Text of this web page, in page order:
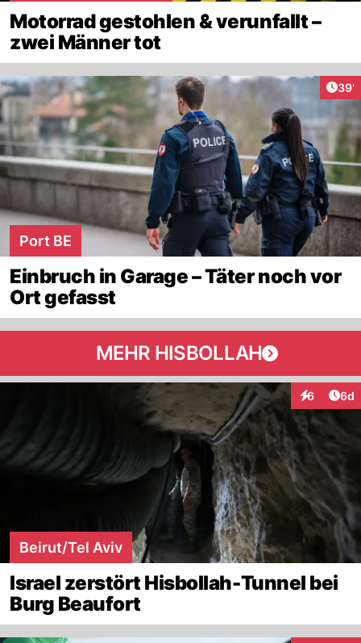
Motorrad gestohlen & verunfallt –
zwei Männer tot
39'
Port BE
Einbruch in Garage – Täter noch vor
Ort gefasst
MEHR HISBOLLAH
6 6d
Beirut/Tel Aviv
Israel zerstört Hisbollah-Tunnel bei
Burg Beaufort